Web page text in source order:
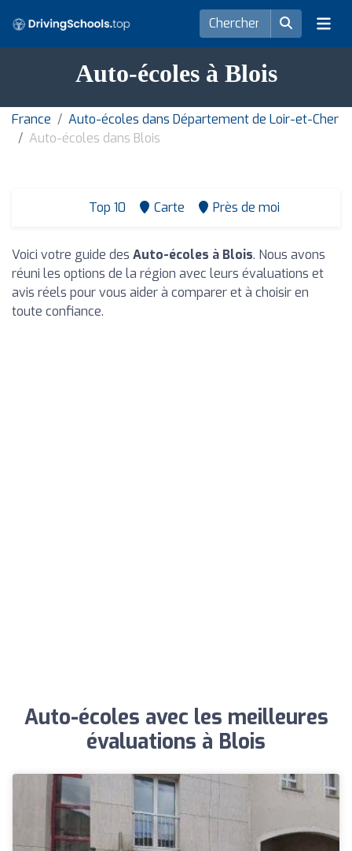
Auto-écoles à Blois
France
Auto-écoles dans Département de Loir-et-Cher
Auto-écoles dans Blois
Top 10 Carte Près de moi
Voici votre guide des Auto-écoles à Blois. Nous avons
réuni les options de la région avec leurs évaluations et
avis réels pour vous aider à comparer et à choisir en
toute confiance.
Auto-écoles avec les meilleures
évaluations à Blois